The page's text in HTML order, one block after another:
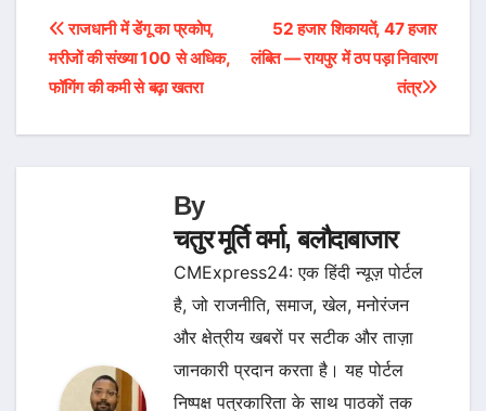
Post
navigation
52 हजार शिकायतें, 47 हजार
लंबित — रायपुर में ठप पड़ा निवारण
तंत्र
राजधानी में डेंगू का प्रकोप,
मरीजों की संख्या 100 से अधिक,
फॉगिंग की कमी से बढ़ा खतरा
By
चतुर मूर्ति वर्मा, बलौदाबाजार
CMExpress24: एक हिंदी न्यूज़ पोर्टल
है, जो राजनीति, समाज, खेल, मनोरंजन
और क्षेत्रीय खबरों पर सटीक और ताज़ा
जानकारी प्रदान करता है। यह पोर्टल
निष्पक्ष पत्रकारिता के साथ पाठकों तक